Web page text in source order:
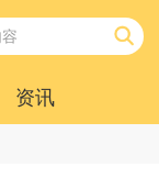
资讯